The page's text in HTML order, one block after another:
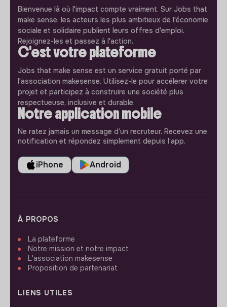
Bienvenue là où l'impact compte vraiment. Sur Jobs that
make sense, les acteurs les plus ambitieux de l'économie
sociale et solidaire publient leurs offres d'emploi.
Rejoignez-les et passez à l'action.
C'est votre plateforme
Jobs that make sense est un service gratuit porté par
l'association makesense. Utilisez-le pour accélerer votre
projet et participez à construire une société plus
respectueuse, inclusive et durable.
Notre application mobile
Ne ratez jamais un message d’un recruteur. Recevez une
notification et répondez simplement depuis l’app.
iPhone Android
À PROPOS
La plateforme
Notre mission et notre impact
L'association makesense
Proposition de partenariat
LIENS UTILES